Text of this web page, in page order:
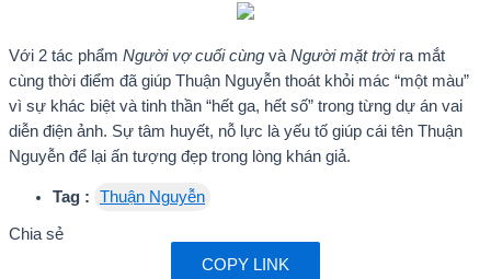
Với 2 tác phẩm Người vợ cuối cùng và Người mặt trờira mắt
cùng thời điểm đã giúp Thuận Nguyễn thoát khỏi mác “một màu”
vì sự khác biệt và tinh thần “hết ga, hết số” trong từng dự án vai
diễn điện ảnh. Sự tâm huyết, nỗ lực là yếu tố giúp cái tên Thuận
Nguyễn để lại ấn tượng đẹp trong lòng khán giả.
Tag : Thuận Nguyễn
Chia sẻ
COPY LINK